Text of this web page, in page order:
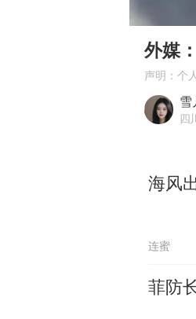
外媒
声明：个
雪
四
海风
连蜜
菲防